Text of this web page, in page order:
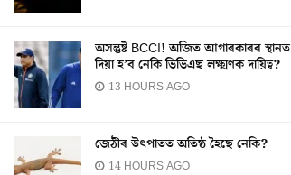
অসন্তুষ্ট BCCI! অজিত আগাৰকাৰৰ স্থানত
দিয়া হ’ব নেকি ভিভিএছ লক্ষ্মণক দায়িত্ব?
13 HOURS AGO
জেঠীৰ উৎপাতত অতিষ্ঠ হৈছে নেকি?
14 HOURS AGO